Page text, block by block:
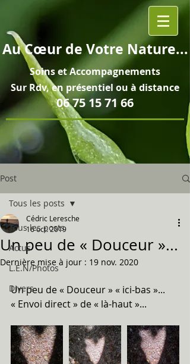
AuCœurde Votre Nature...
Soins etAccompagnements
Sur Rdv, en présentiel ou à distance
06 75 15 71 66
Post
Tous les posts
Actus
L.E.N/Photos
Divers
Tous les posts
Un peu de « Douceur »...
Cédric Leresche
16 oct. 2019
Dernière mise à jour : 19 nov. 2020
Un peu de « Douceur » « ici-bas »...
« Envoi direct » de « là-haut »...